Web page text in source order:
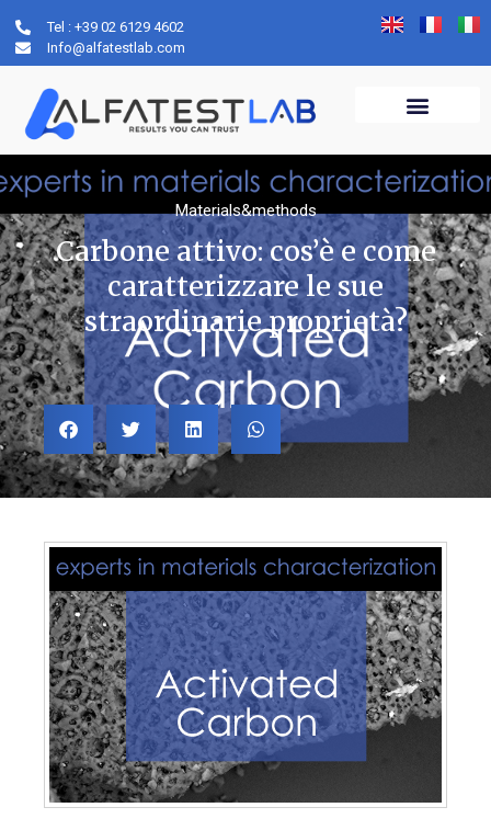
Tel : +39 02 6129 4602
Info@alfatestlab.com
Materials&methods
Carbone attivo: cos’è e come
caratterizzare le sue
straordinarie proprietà?